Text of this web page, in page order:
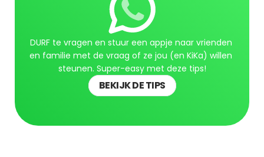
DURF te vragen en stuur een appje naar vrienden
en familie met de vraag of ze jou (en KiKa) willen
steunen. Super-easy met deze tips!
BEKIJK DE TIPS